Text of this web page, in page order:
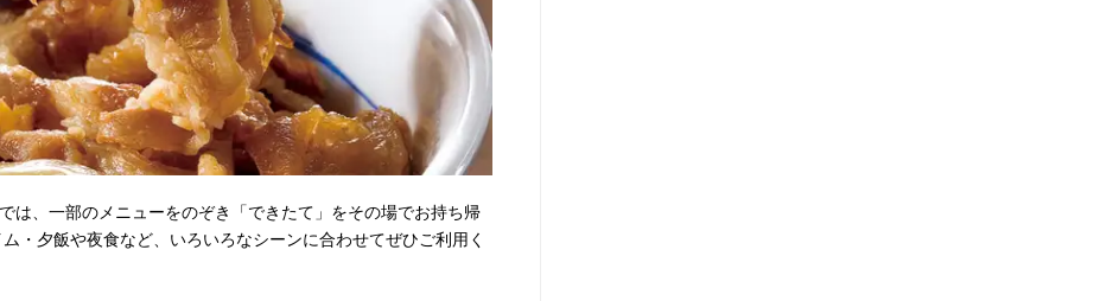
は、一部のメニューをのぞき「できたて」をその場でお持ち帰
・夕飯や夜食など、いろいろなシーンに合わせてぜひご利用く